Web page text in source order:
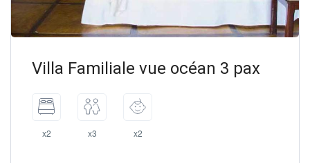
Villa Familiale vue océan 3 pax
x2 x3 x2